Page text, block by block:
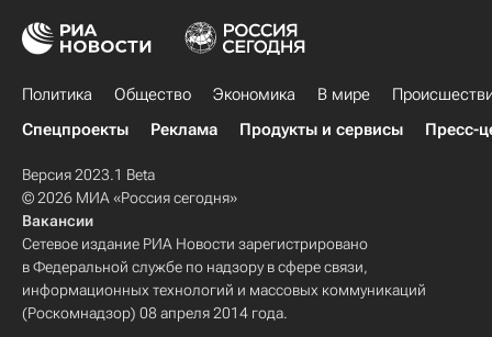
Политика Общество Экономика В мире
Спецпроекты
Реклама Продукты и сервисы Пресс-
Версия 2023.1 Beta
© 2026 МИА «Россия сегодня»
Вакансии
Сетевое издание РИА Новости зарегистрировано
в Федеральной службе по надзору в сфере связи,
информационных технологий и массовых коммуникаций
(Роскомнадзор) 08 апреля 2014 года.